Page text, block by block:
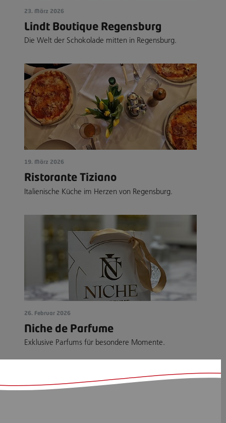
23. März 2026
Lindt Boutique Regensburg
Die Welt der Schokolade mitten in Regensburg.
19. März 2026
Ristorante Tiziano
Italienische Küche im Herzen von Regensburg.
26. Februar 2026
Niche de Parfume
Exklusive Parfums für besondere Momente.